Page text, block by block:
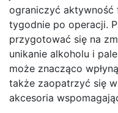
ograniczyć
tygodnie po operacji.
przygotować się na
unikanie alkoholu i
może znacząco
także zaopatrzyć się
akcesoria